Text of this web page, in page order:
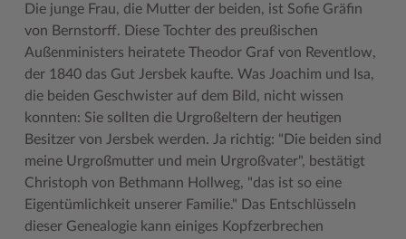
Woche der Seelischen Gesundheit
#MeinStormarn
Karrieretag
Zahlen, Daten, Fakten
Die junge Frau, die Mutter der beiden, ist Sofie Gräfin
von Bernstorff. Diese Tochter des preußischen
Außenministers heiratete Theodor Graf von Reventlow,
der 1840 das Gut Jersbek kaufte. Was Joachim und Isa,
die beiden Geschwister auf dem Bild, nicht wissen
konnten: Sie sollten die Urgroßeltern der heutigen
Besitzer von Jersbek werden. Ja richtig: "Die beiden sind
meine Urgroßmutter und mein Urgroßvater", bestätigt
Christoph von Bethmann Hollweg, "das ist so eine
Eigentümlichkeit unserer Familie." Das Entschlüsseln
dieser Genealogie kann einiges Kopfzerbrechen